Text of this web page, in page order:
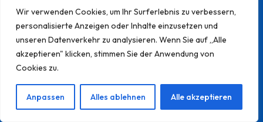
Wir verwenden Cookies, um Ihr Surferlebnis zu verbessern,
personalisierte Anzeigen oder Inhalte einzusetzen und
unseren Datenverkehr zu analysieren. Wenn Sie auf „Alle
akzeptieren" klicken, stimmen Sie der Anwendung von
Cookies zu.
Anpassen Alles ablehnen Alle akzeptieren
Duschkabine heidelberg
kanalreinigung bensheim
rohrreinigung grünstadt
wasserinstallation mannheim
schimmelbeseitigung heidelberg